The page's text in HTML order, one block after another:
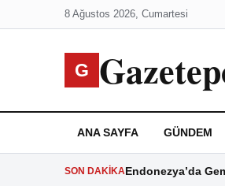
8 Ağustos 2026, Cumartesi
G
ANA SAYFA GÜNDEM
SON DAKIKAEndonezya’da